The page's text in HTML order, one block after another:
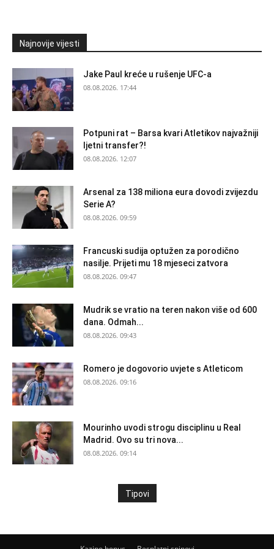
Najnovije vijesti
Jake Paul kreće u rušenje UFC-a
08.08.2026. 17:44
Potpuni rat – Barsa kvari Atletikov najvažniji
ljetni transfer?!
08.08.2026. 12:07
Arsenal za 138 miliona eura dovodi zvijezdu
Serie A?
08.08.2026. 09:59
Francuski sudija optužen za porodično
nasilje. Prijeti mu 18 mjeseci zatvora
08.08.2026. 09:47
Mudrik se vratio na teren nakon više od 600
dana. Odmah...
08.08.2026. 09:43
Romero je dogovorio uvjete s Atleticom
08.08.2026. 09:16
Mourinho uvodi strogu disciplinu u Real
Madrid. Ovo su tri nova...
08.08.2026. 09:14
Tipovi